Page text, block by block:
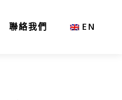
聯絡我們 EN